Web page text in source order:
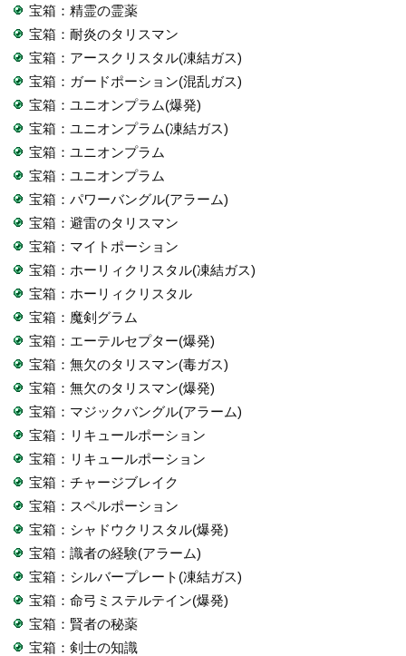
宝箱：精霊の霊薬
宝箱：耐炎のタリスマン
宝箱：アースクリスタル(凍結ガス)
宝箱：ガードポーション(混乱ガス)
宝箱：ユニオンプラム(爆発)
宝箱：ユニオンプラム(凍結ガス)
宝箱：ユニオンプラム
宝箱：ユニオンプラム
宝箱：パワーバングル(アラーム)
宝箱：避雷のタリスマン
宝箱：マイトポーション
宝箱：ホーリィクリスタル(凍結ガス)
宝箱：ホーリィクリスタル
宝箱：魔剣グラム
宝箱：エーテルセプター(爆発)
宝箱：無欠のタリスマン(毒ガス)
宝箱：無欠のタリスマン(爆発)
宝箱：マジックバングル(アラーム)
宝箱：リキュールポーション
宝箱：リキュールポーション
宝箱：チャージブレイク
宝箱：スペルポーション
宝箱：シャドウクリスタル(爆発)
宝箱：識者の経験(アラーム)
宝箱：シルバープレート(凍結ガス)
宝箱：命弓ミステルテイン(爆発)
宝箱：賢者の秘薬
宝箱：剣士の知識